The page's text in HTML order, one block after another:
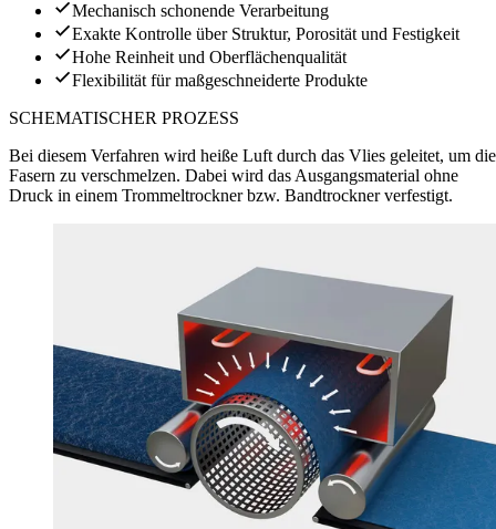
Mechanisch schonende Verarbeitung
Exakte Kontrolle über Struktur, Porosität und Festigkeit
Hohe Reinheit und Oberflächenqualität
Flexibilität für maßgeschneiderte Produkte
SCHEMATISCHER PROZESS
Bei diesem Verfahren wird heiße Luft durch das Vlies geleitet, um die
Fasern zu verschmelzen. Dabei wird das Ausgangsmaterial ohne
Druck in einem Trommeltrockner bzw. Bandtrockner verfestigt.